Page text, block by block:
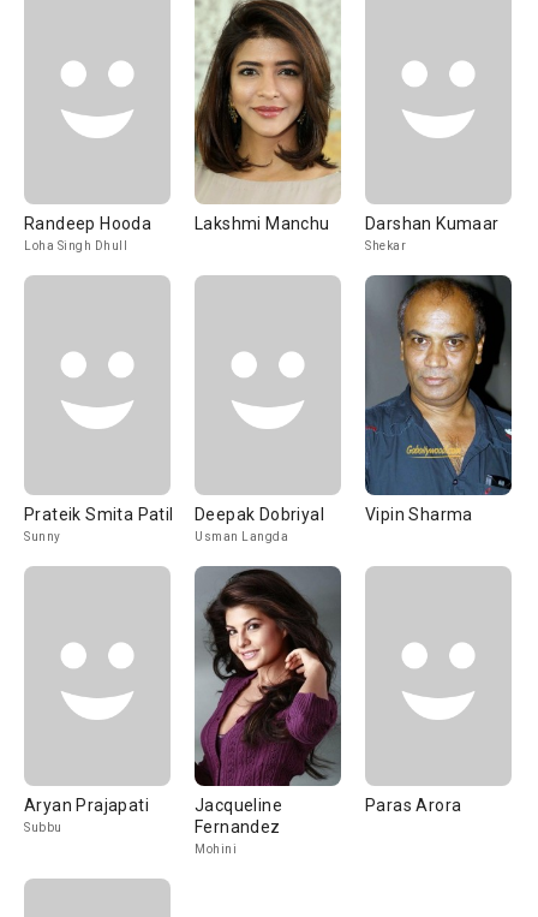
Randeep Hooda
Loha Singh Dhull
Lakshmi Manchu Darshan Kumaar
Shekar
Prateik Smita Patil
Sunny
Deepak Dobriyal
Usman Langda
Vipin Sharma
Aryan Prajapati
Subbu
Jacqueline
Fernandez
Mohini
Paras Arora